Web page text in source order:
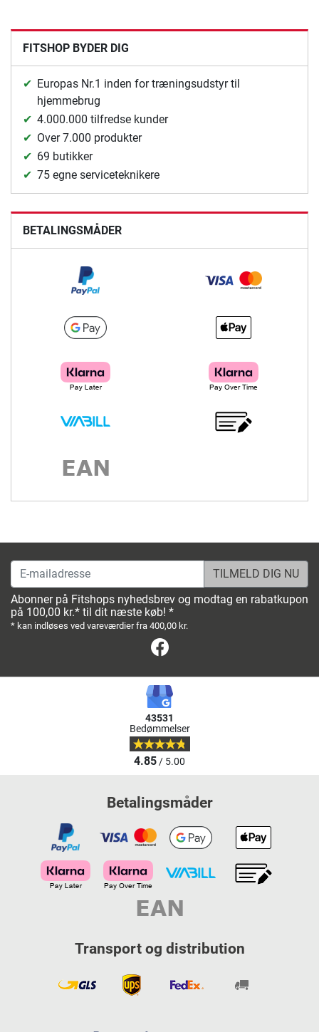
FITSHOP BYDER DIG
Europas Nr.1 inden for træningsudstyr til
hjemmebrug
4.000.000 tilfredse kunder
Over 7.000 produkter
69 butikker
75 egne serviceteknikere
BETALINGSMÅDER
E-mailadresse
Abonner på Fitshops nyhedsbrev og modtag en rabatkupon
på 100,00 kr.* til dit næste køb! *
* kan indløses ved vareværdier fra 400,00 kr.
43531
Bedømmelser
4.85/ 5.00
Betalingsmåder
Transport og distribution